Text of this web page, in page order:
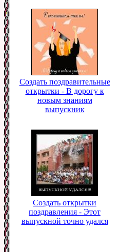
Создать поздравительные
открытки - В дорогу к
новым знаниям
выпускник
Создать открытки
поздравления - Этот
выпускной точно удался